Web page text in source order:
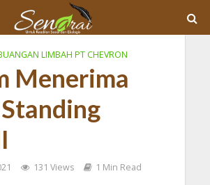
LIMBAH PT CHEVRON
Menerima
131 Views 1 Min Read